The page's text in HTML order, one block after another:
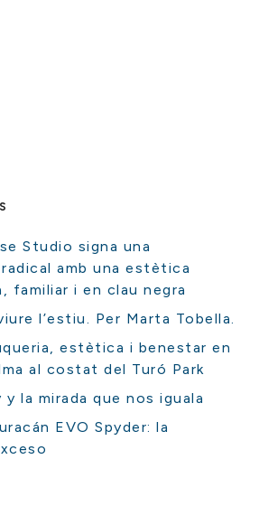
Studio signa una
amb una estètica
familiar i en clau negra
l’estiu. Per Marta Tobella.
estètica i benestar en
al costat del Turó Park
la mirada que nos iguala
EVO Spyder: la